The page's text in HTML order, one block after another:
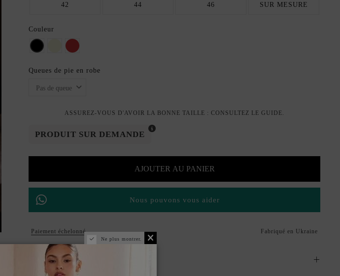
42 44 46 SUR MESURE
Couleur
Noir beige Rouge
Queues de pie en robe
ASSUREZ-VOUS D'AVOIR LA BONNE TAILLE : CONSULTEZ LE GUIDE.
PRODUIT SUR DEMANDE
AJOUTER AU PANIER
Nous pouvons vous aider
Paiement échelonné Fabriqué en Ukraine
DESCRIPTION SHORT
Ne plus montrer.